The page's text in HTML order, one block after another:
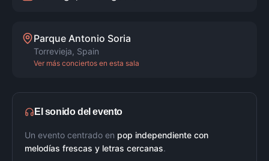
Parque Antonio Soria
Torrevieja, Spain
Ver más conciertos en esta sala
El sonido del evento
Un evento centrado en pop independiente con
melodías frescas y letras cercanas.